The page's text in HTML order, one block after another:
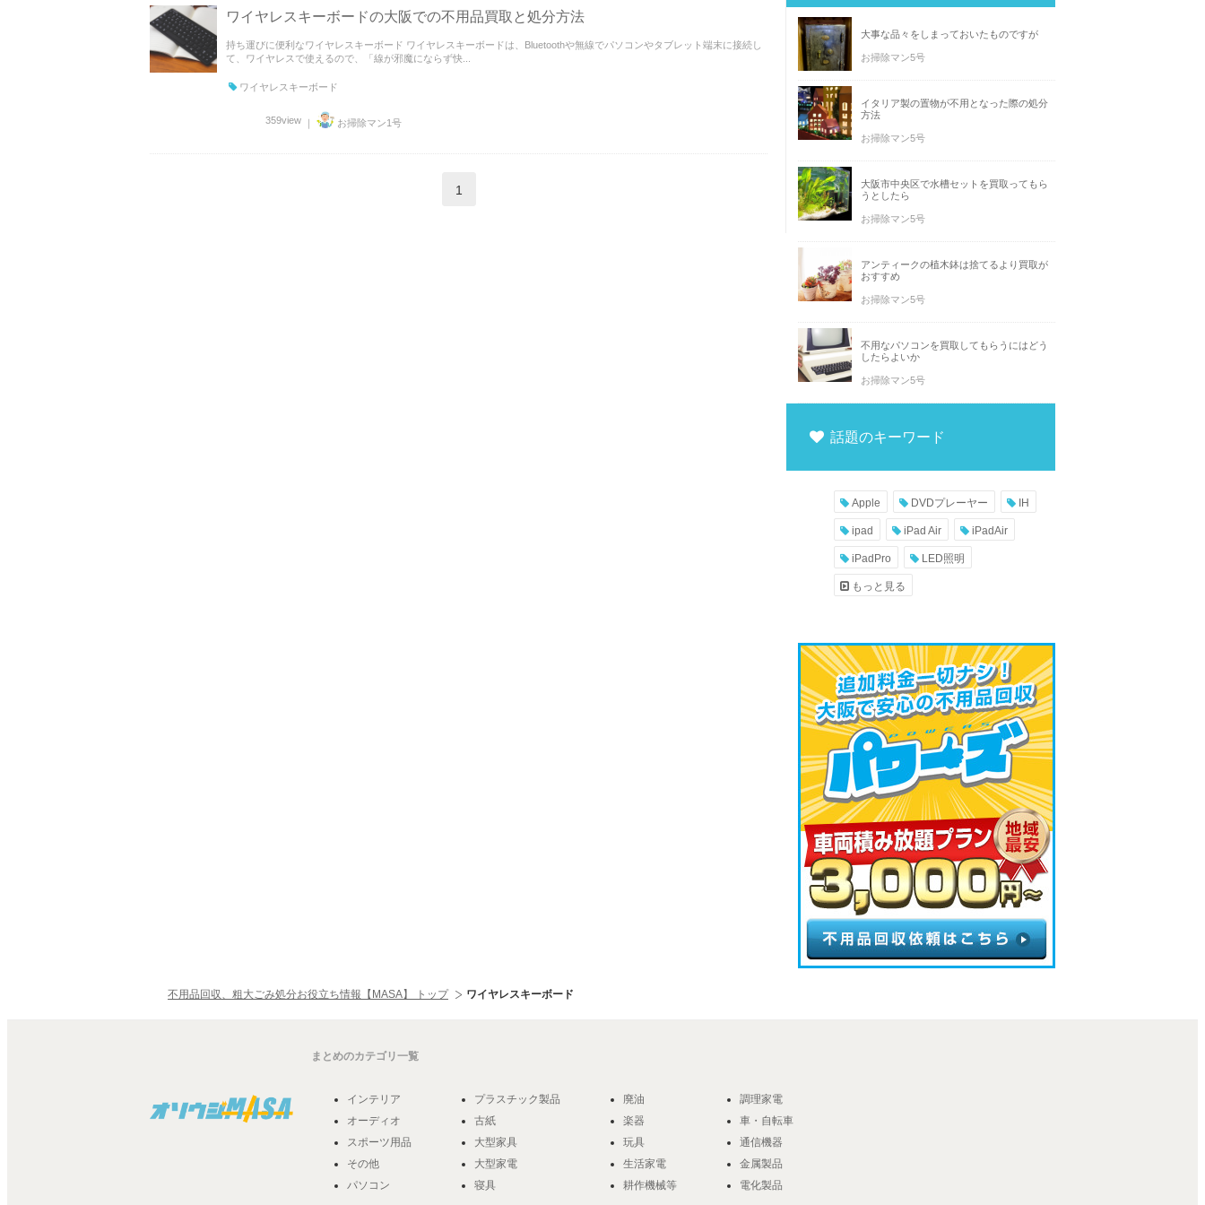
ワイヤレスキーボードの大阪での不用品買取と処分方法
持ち運びに便利なワイヤレスキーボード ワイヤレスキーボードは、Bluetoothや無線でパソコンやタブレット端末に接続し
て、ワイヤレスで使えるので、「線が邪魔にならず快...
ワイヤレスキーボード
359view ｜ お掃除マン1号
1
大事な品々をしまっておいたものですが
お掃除マン5号
イタリア製の置物が不用となった際の処分
方法
お掃除マン5号
大阪市中央区で水槽セットを買取ってもら
うとしたら
お掃除マン5号
アンティークの植木鉢は捨てるより買取が
おすすめ
お掃除マン5号
不用なパソコンを買取してもらうにはどう
したらよいか
お掃除マン5号
話題のキーワード
Apple DVDプレーヤー IH
ipad iPad Air iPadAir
iPadPro LED照明
もっと見る
不用品回収、粗大ごみ処分お役立ち情報【MASA】 トップ ワイヤレスキーボード
まとめのカテゴリ一覧
インテリア
オーディオ
スポーツ用品
その他
パソコン
プラスチック製品
古紙
大型家具
大型家電
寝具
廃油
楽器
玩具
生活家電
耕作機械等
調理家電
車・自転車
通信機器
金属製品
電化製品